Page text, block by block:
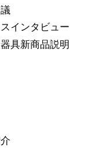
インタビュー
具新商品説明